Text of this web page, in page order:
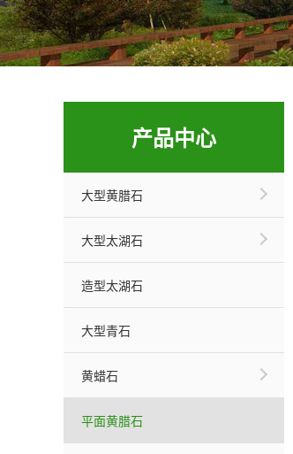
产品中心
大型黄腊石
大型太湖石
造型太湖石
大型青石
黄蜡石
平面黄腊石